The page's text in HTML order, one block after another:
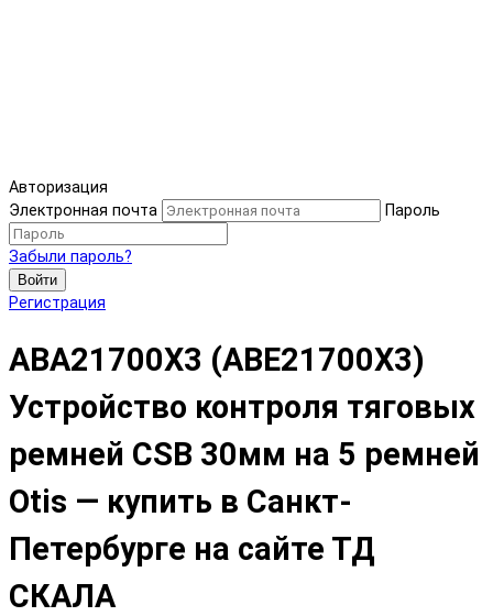
Авторизация
Электронная почта
Пароль
Забыли пароль?
Войти
Регистрация
ABA21700X3 (ABE21700X3)
Устройство контроля тяговых
ремней CSB 30мм на 5 ремней
Otis — купить в Санкт-
Петербурге на сайте ТД
СКАЛА